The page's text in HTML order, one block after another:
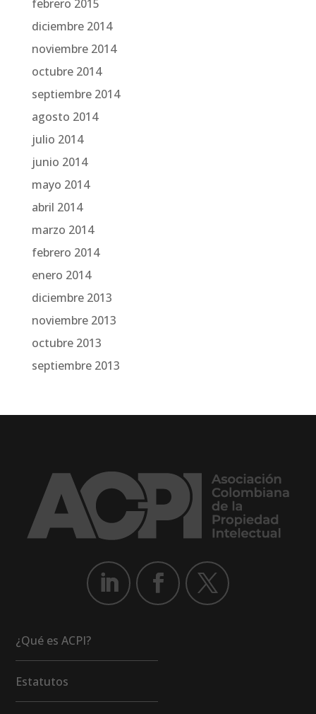
febrero 2015
diciembre 2014
noviembre 2014
octubre 2014
septiembre 2014
agosto 2014
julio 2014
junio 2014
mayo 2014
abril 2014
marzo 2014
febrero 2014
enero 2014
diciembre 2013
noviembre 2013
octubre 2013
septiembre 2013
¿Qué es ACPI?
Estatutos